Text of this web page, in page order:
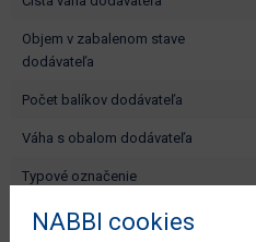
objem v zabalenom stave
dodávateľa
počet balíkov dodávateľa
váha s obalom dodávateľa
typové označenie
dodáva sa
NABBI cookies